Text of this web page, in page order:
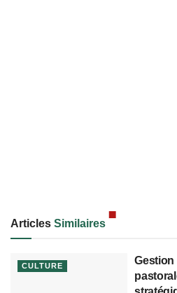
Articles Similaires
CULTURE
Gestion